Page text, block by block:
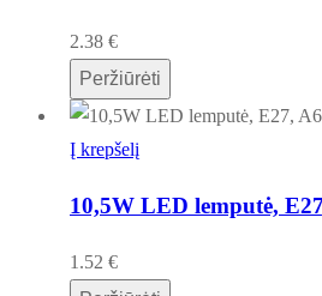
2.38 €
Peržiūrėti
Į krepšelį
10,5W LED lemputė,
1.52 €